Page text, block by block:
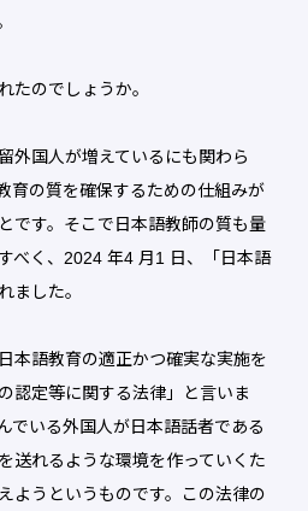
たのでしょうか。
外国人が増えているにも関わら
育の質を確保するための仕組みが
です。そこで日本語教師の質も量
べく、2024 年4 月1 日、「日本語
ました。
本語教育の適正かつ確実な実施を
認定等に関する法律」と言いま
でいる外国人が日本語話者である
送れるような環境を作っていくた
ようというものです。この法律の